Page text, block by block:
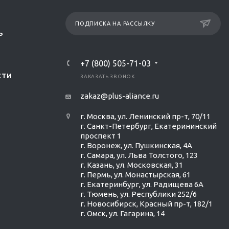
ПОДПИСКА НА РАССЫЛКУ
+7 (800) 505-71-03
ЗАКАЗАТЬ ЗВОНОК
zakaz@plus-aliance.ru
г. Москва, ул. Ленинский пр-т, 70/11
г. Санкт-Петербург, Екатерининский
проспект 1
г. Воронеж, ул. Пушкинская, 4А
г. Самара, ул. Льва Толстого, 123
г. Казань, ул. Московская, 31
г. Пермь, ул. Монастырская, 61
г. Екатеринбург, ул. Радищева 6А
г. Тюмень, ул. Республики 252/6
г. Новосибирск, Красный пр-т, 182/1
г. Омск, ул. ​Гагарина, 14